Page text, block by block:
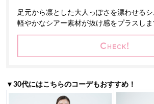
足元から凛とした大人っぽさを漂わせるシ
軽やかなシアー素材が抜け感をプラスしま
▼30代にはこちらのコーデもおすすめ！